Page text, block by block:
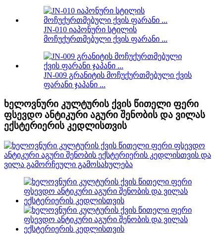
JN-010 იაპონური სტილის
მოჩუქურთმებული ქვის ფარანი ...
JN-009 გრანიტის მოჩუქურთმებული ქვის
ფარანი ჯაპანი ...
ხელოვნური კულტურის ქვის წითელი ფერი
ფსევდო ანტიკური აგური შენობის და ვილას
ექსტერიერის კედლისთვის